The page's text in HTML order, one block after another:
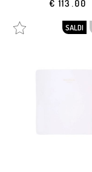
€ 113.00
SALDI